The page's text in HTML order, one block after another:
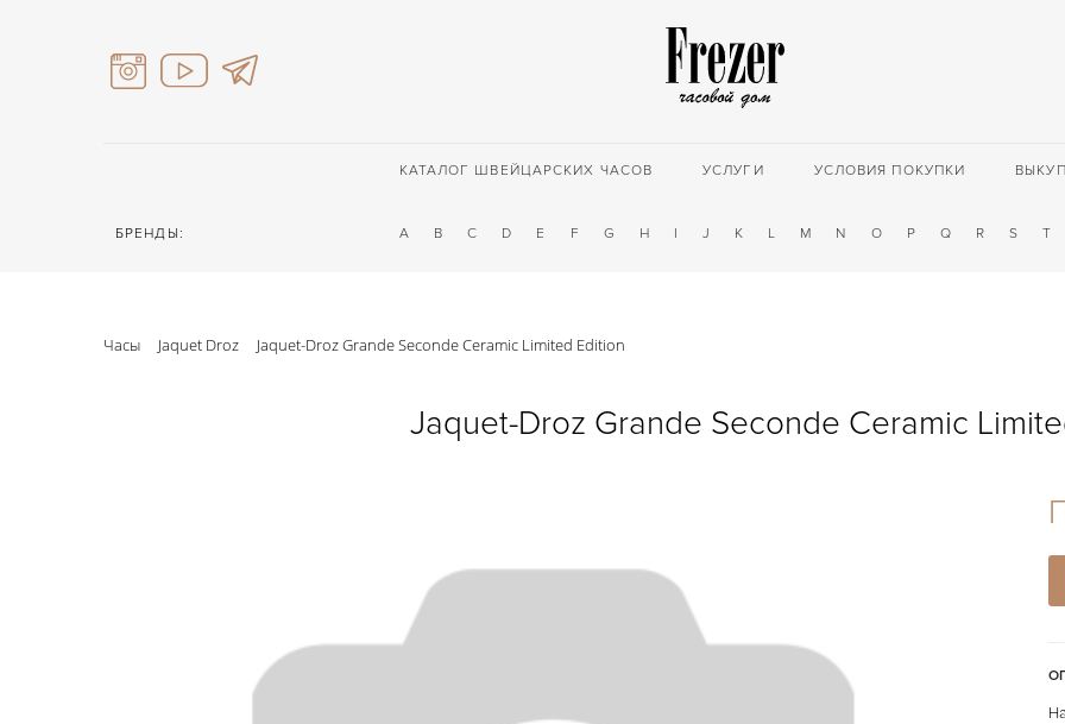
КАТАЛОГ ШВЕЙЦАРСКИХ ЧАСОВ УСЛУГИ УСЛОВИЯ ПОКУПКИ ВЫКУП
БРЕНДЫ: A B C D E F G H I J K L M N O P Q R S T
Часы Jaquet Droz Jaquet-Droz Grande Seconde Ceramic Limited Edition
Jaquet-Droz Grande Seconde Ceramic